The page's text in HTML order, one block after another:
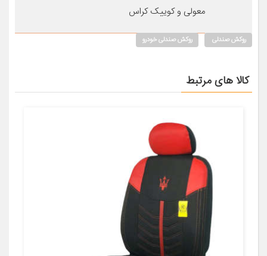
معولی و کوییک کراس
روکش صندلی روکش صندلی خودرو
کالا های مرتبط